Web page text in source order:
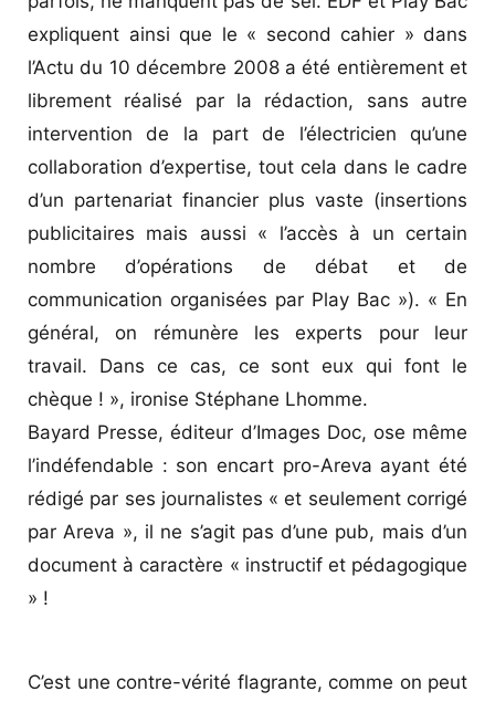
expliquent ainsi que le « second cahier » dans
l’Actu du 10 décembre 2008 a été entièrement et
librement réalisé par la rédaction, sans autre
intervention de la part de l’électricien qu’une
collaboration d’expertise, tout cela dans le cadre
d’un partenariat financier plus vaste (insertions
publicitaires mais aussi « l’accès à un certain
nombre d’opérations de débat et de
communication organisées par Play Bac »). « En
général, on rémunère les experts pour leur
travail. Dans ce cas, ce sont eux qui font le
chèque ! », ironise Stéphane Lhomme.
Bayard Presse, éditeur d’Images Doc, ose même
l’indéfendable : son encart pro-Areva ayant été
rédigé par ses journalistes « et seulement corrigé
par Areva », il ne s’agit pas d’une pub, mais d’un
document à caractère « instructif et pédagogique
» !
C’est une contre-vérité flagrante, comme on peut